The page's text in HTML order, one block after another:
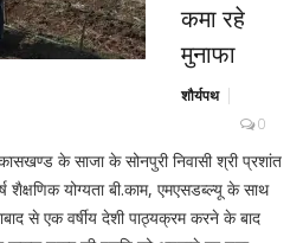
कमा रहे
मुनाफा
शौर्यपथ
0
के साजा के सोनपुरी निवासी श्री प्रशांत
योग्यता बी.काम, एमएसडब्ल्यू के साथ
से एक वर्षीय देशी पाठ्यक्रम करने के बाद